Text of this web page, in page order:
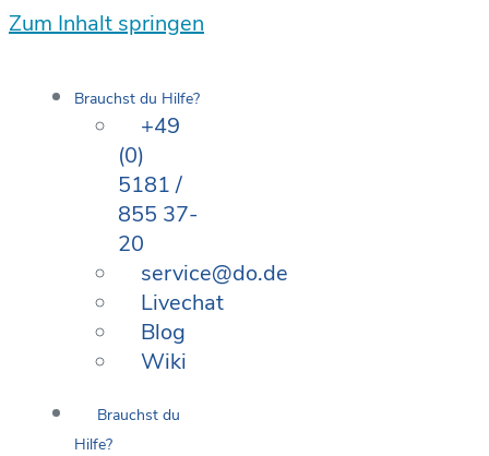
Zum Inhalt springen
Brauchst du Hilfe?
+49
(0)
5181 /
855 37-
20
service@do.de
Livechat
Blog
Wiki
Brauchst du
Hilfe?